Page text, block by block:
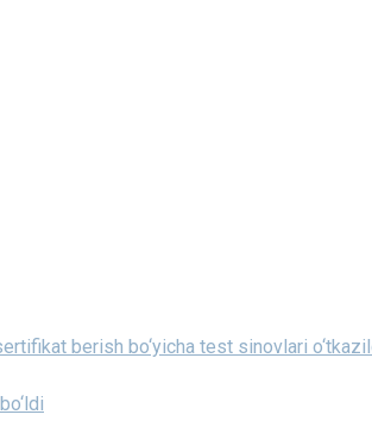
berish bo‘yicha test sinovlari